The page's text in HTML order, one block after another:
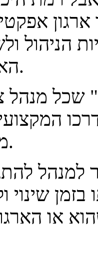
הניהול
האיכותיות הקיימות.
שכל מנהל
מטרותיו העסקיות.
למנהל
שינוי